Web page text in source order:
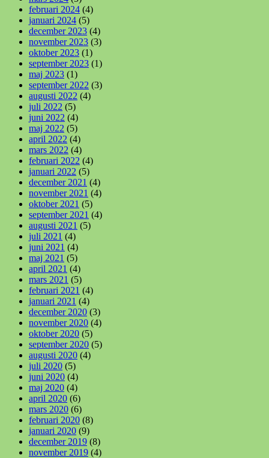
februari 2024 (4)
januari 2024 (5)
december 2023 (4)
november 2023 (3)
oktober 2023 (1)
september 2023 (1)
maj 2023 (1)
september 2022 (3)
augusti 2022 (4)
juli 2022 (5)
juni 2022 (4)
maj 2022 (5)
april 2022 (4)
mars 2022 (4)
februari 2022 (4)
januari 2022 (5)
december 2021 (4)
november 2021 (4)
oktober 2021 (5)
september 2021 (4)
augusti 2021 (5)
juli 2021 (4)
juni 2021 (4)
maj 2021 (5)
april 2021 (4)
mars 2021 (5)
februari 2021 (4)
januari 2021 (4)
december 2020 (3)
november 2020 (4)
oktober 2020 (5)
september 2020 (5)
augusti 2020 (4)
juli 2020 (5)
juni 2020 (4)
maj 2020 (4)
april 2020 (6)
mars 2020 (6)
februari 2020 (8)
januari 2020 (9)
december 2019 (8)
november 2019 (4)